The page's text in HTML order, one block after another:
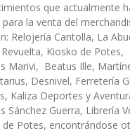
que actualmente
la venta del
Relojería Cantolla, La
Kiosko de Potes,
Marivi, Beatus Ille,
Desnivel, Ferretería
Kaliza Deportes y
Sánchez Guerra, Librería
Potes, encontrándose